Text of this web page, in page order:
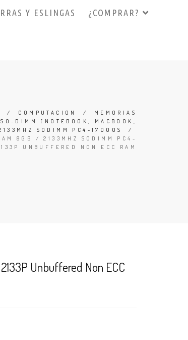
Y ESLINGAS ¿COMPRAR?
/ COMPUTACION / MEMORIAS
SO-DIMM (NOTEBOOK, MACBOOK,
SODIMM PC4-17000S
/
8GB / 2133MHZ SODIMM PC4-
UNBUFFERED NON ECC RAM
Unbuffered Non ECC